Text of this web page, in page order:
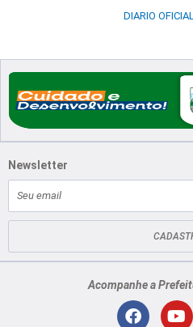
DIARIO
Newsletter
mail
Acompanhe a